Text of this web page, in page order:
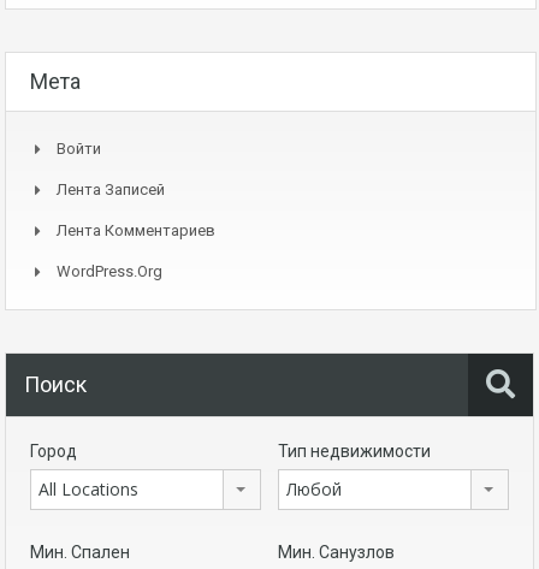
Мета
Войти
Лента Записей
Лента Комментариев
WordPress.org
Поиск
Город
All Locations
Тип недвижимости
Любой
Мин. Спален Мин. Санузлов